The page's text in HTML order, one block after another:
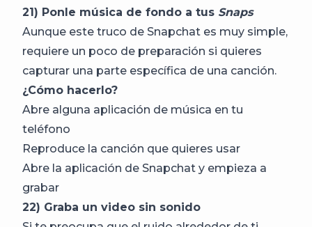
21) Ponle música de fondo a tus Snaps
Aunque este truco de Snapchat es muy simple,
requiere un poco de preparación si quieres
capturar una parte específica de una canción.
¿Cómo hacerlo?
Abre alguna aplicación de música en tu
teléfono
Reproduce la canción que quieres usar
Abre la aplicación de Snapchat y empieza a
grabar
22) Graba un video sin sonido